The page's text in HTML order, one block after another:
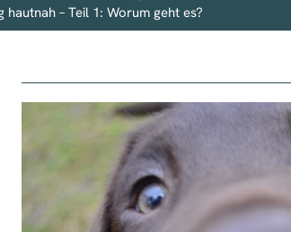
hautnah – Teil 1: Worum geht es?